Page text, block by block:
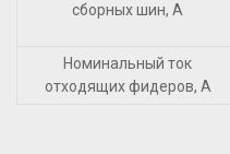
сборных шин, А
Номинальный ток
отходящих фидеров, А